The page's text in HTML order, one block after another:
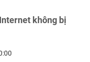
không bị